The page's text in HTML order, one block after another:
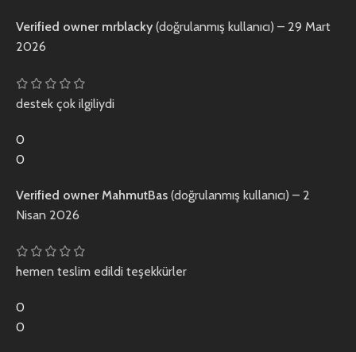
Verified owner mrblacky(doğrulanmış kullanıcı) – 29 Mart
2026
destek çok ilgiliydi
0
0
Verified owner MahmutBas (doğrulanmış kullanıcı) – 2
Nisan 2026
hemen teslim edildi teşekkürler
0
0